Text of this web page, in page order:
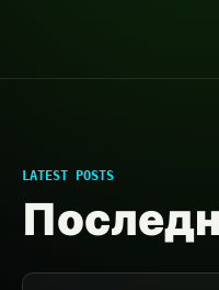
LATEST POSTS